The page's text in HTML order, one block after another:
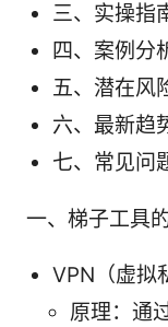
三、实操指
四、案例分
五、潜在风
六、最新趋
七、常见问
一、梯子工具
VPN（虚拟
原理：通